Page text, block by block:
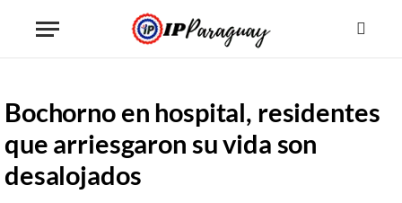
Bochorno en hospital, residentes
que arriesgaron su vida son
desalojados